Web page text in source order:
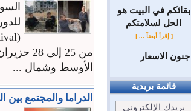
الأوسط وشمال ...
الدراما والمجتمع بين
بقائكم في البيت هو
الحل لسلامتكم
[ إقرأ أيضاً ... ]
جنون الاسعار
قائمة بريدية